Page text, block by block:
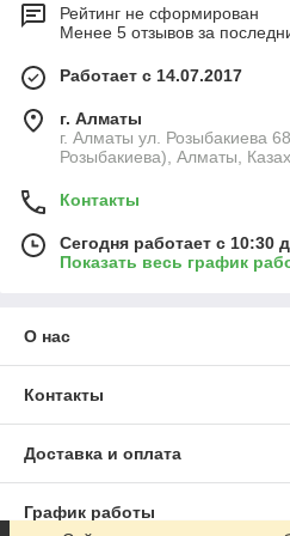
вы всегда можете забрать его на
наличный расчет.
Обращайтесь к нам, ведь мы не
привести в порядок любое
Рейтинг не сформирован
Менее 5 отзывов за
Работает с 14.07.2017
г. Алматы
г. Алматы ул. Розыбакиева
Розыбакиева), Алматы,
Контакты
Сегодня работает с 10:30
Показать весь график
О нас
Контакты
Доставка и оплата
График работы